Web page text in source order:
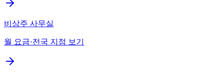
비상주 사무실
월 요금·전국 지점 보기